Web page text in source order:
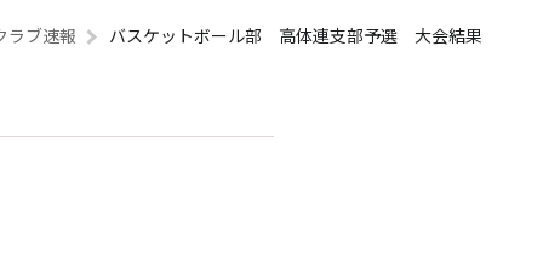
ラブ速報 バスケットボール部 高体連支部予選 大会結果